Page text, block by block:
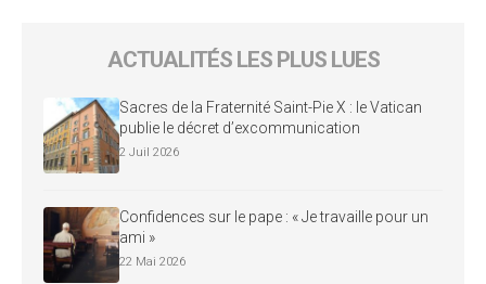
ACTUALITÉS LES PLUS LUES
Sacres de la Fraternité Saint-Pie X : le Vatican
publie le décret d’excommunication
2 Juil 2026
Confidences sur le pape : « Je travaille pour un
ami »
22 Mai 2026